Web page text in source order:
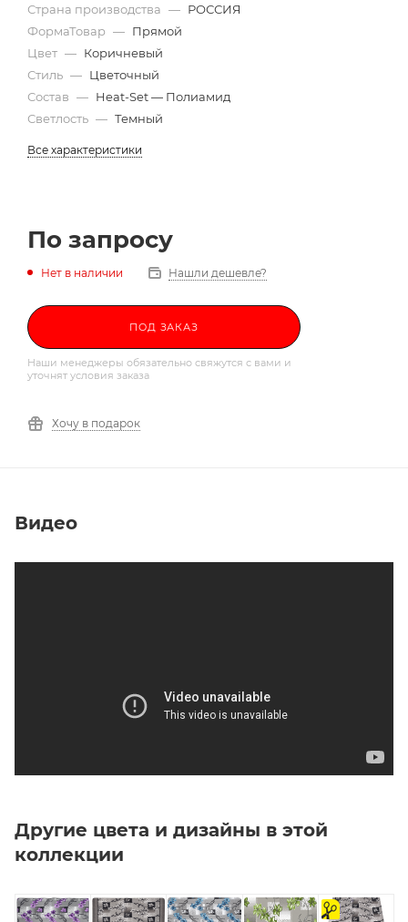
Страна производства — РОССИЯ
ФормаТовар — Прямой
Цвет — Коричневый
Стиль — Цветочный
Состав — Heat-Set — Полиамид
Светлость — Темный
Все характеристики
По запросу
Нет в наличии Нашли дешевле?
ПОД ЗАКАЗ
Наши менеджеры обязательно свяжутся с вами и
уточнят условия заказа
Хочу в подарок
Видео
Другие цвета и дизайны в этой
коллекции
на
отрез